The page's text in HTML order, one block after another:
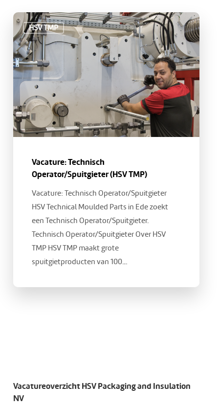
HSV TMP
Vacature:
Technisch
Operator/Spuitgieter
(HSV
TMP)
Vacature: Technisch
Operator/Spuitgieter (HSV TMP)
Vacature: Technisch Operator/Spuitgieter
HSV Technical Moulded Parts in Ede zoekt
een Technisch Operator/Spuitgieter.
Technisch Operator/Spuitgieter Over HSV
TMP HSV TMP maakt grote
spuitgietproducten van 100…
VacatureoverzichtHSV Packaging and Insulation
NV